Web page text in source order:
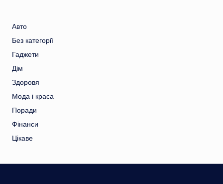
Авто
Без категорії
Гаджети
Дім
Здоровя
Мода і краса
Поради
Фінанси
Цікаве